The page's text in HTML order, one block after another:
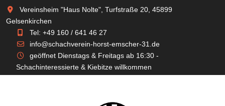
Vereinsheim "Haus Nolte", Turfstraße 20, 45899
Gelsenkirchen
Tel: +49 160 / 641 46 27
info@schachverein-horst-emscher-31.de
geöffnet Dienstags & Freitags ab 16:30 -
Schachinteressierte & Kiebitze willkommen